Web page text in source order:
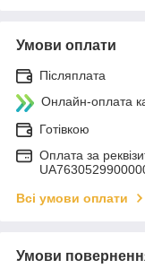
Умови оплати
Післяплата
Онлайн-оплата
Готівкою
Оплата за
Всі умови оплати
Умови